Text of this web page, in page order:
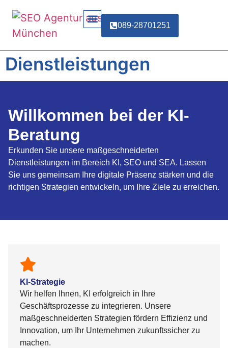
089-28701251
Dienstleistungen
Willkommen bei der KI-
Beratung
Erkunden Sie unsere maßgeschneiderten
Dienstleistungen im Bereich KI, SEO und SEA. Lassen
Sie uns gemeinsam Ihre digitale Präsenz stärken und die
richtigen Strategien entwickeln, um Ihre Ziele zu erreichen.
KI-Strategie
Wir helfen Ihnen, KI erfolgreich in Ihre
Geschäftsprozesse zu integrieren. Unsere
maßgeschneiderten Strategien fördern Effizienz und
Innovation, um Ihr Unternehmen zukunftssicher zu
machen.